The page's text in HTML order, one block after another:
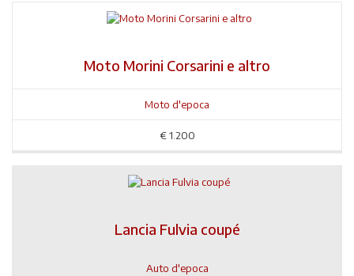
Moto Morini Corsarini e altro
Moto d'epoca
€ 1.200
Lancia Fulvia coupé
Auto d'epoca